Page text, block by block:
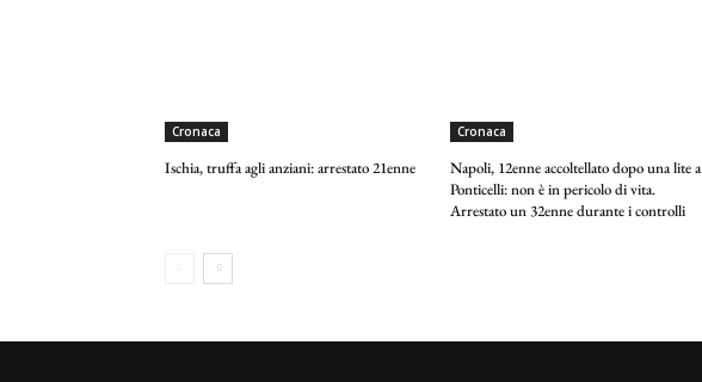
Cronaca
Ischia, truffa agli anziani: arrestato 21enne
Cronaca
Napoli, 12enne accoltellato dopo una lite a
Ponticelli: non è in pericolo di vita.
Arrestato un 32enne durante i controlli